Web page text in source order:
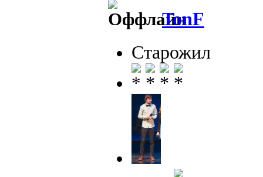
TonF
Старожил